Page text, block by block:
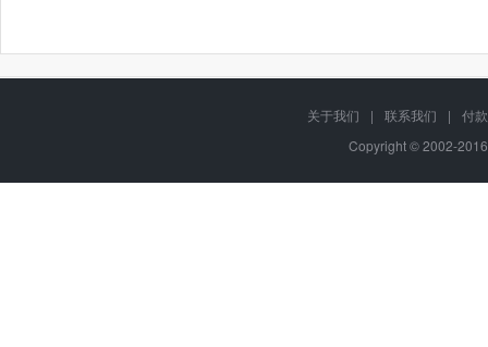
关于我们 | 联系我们 |
付
Copyright © 2002-